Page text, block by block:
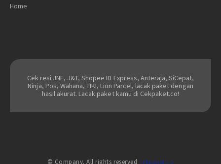
Home
Cek resi JNE, J&T, Shopee ID Express, Anteraja, SiCepat,
Ninja, Pos, Wahana, TIKI, Lion Parcel, lacak paket dengan
hasil akurat. Lacak paket kamu di Cekpaket.co!
© Company. All rights reserved cekpaket.co